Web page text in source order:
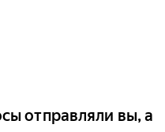
отправляли вы, а